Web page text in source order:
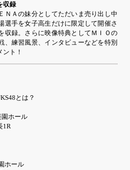
収録
ＮＡの妹分としてただいま売り出し中
選手を女子高生だけに限定して開催さ
収録。さらに映像特典としてＭＩＯの
、練習風景、インタビューなどを特別
ト！
とは？
ホール
1R
ホール